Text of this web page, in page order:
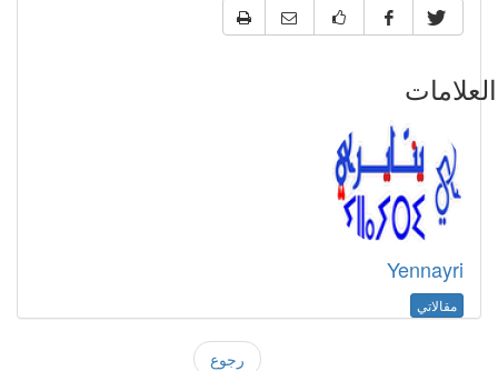
Yennayri
مقالاتي
رجوع